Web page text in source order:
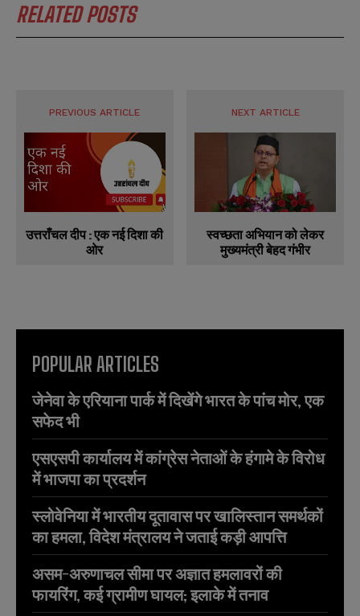
N
a
m
l
*
u
m
b
e
r
SUBMIT
N
a
m
l
*
u
m
b
e
r
SUBMIT
RELATED POSTS
PREVIOUS ARTICLE
उत्तराँचल दीप : एक नई दिशा की
ओर
NEXT ARTICLE
स्वच्छता अभियान को लेकर
मुख्यमंत्री बेहद गंभीर
POPULAR ARTICLES
जेनेवा के एरियाना पार्क में दिखेंगे भारत के पांच मोर, एक
सफेद भी
एसएसपी कार्यालय में कांग्रेस नेताओं के हंगामे के विरोध
में भाजपा का प्रदर्शन
स्लोवेनिया में भारतीय दूतावास पर खालिस्तान समर्थकों
का हमला, विदेश मंत्रालय ने जताई कड़ी आपत्ति
असम-अरुणाचल सीमा पर अज्ञात हमलावरों की
फायरिंग, कई ग्रामीण घायल; इलाके में तनाव